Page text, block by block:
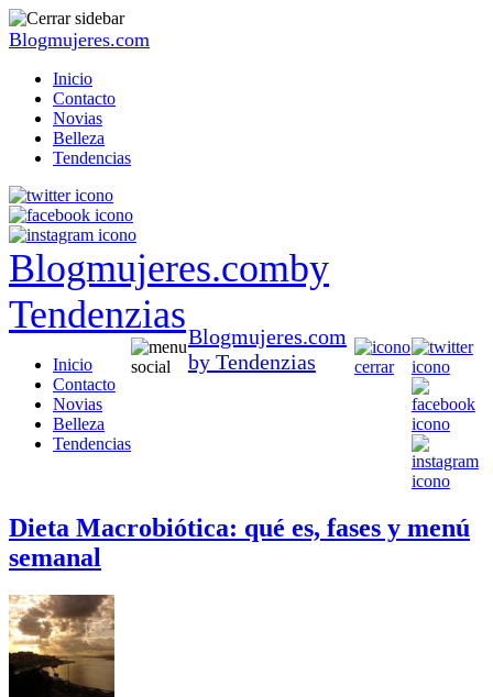
Blogmujeres.com
Inicio
Contacto
Novias
Belleza
Tendencias
Blogmujeres.comby
Tendenzias
Inicio
Contacto
Novias
Belleza
Tendencias
Blogmujeres.com
by Tendenzias
Dieta Macrobiótica: qué es, fases y menú
semanal